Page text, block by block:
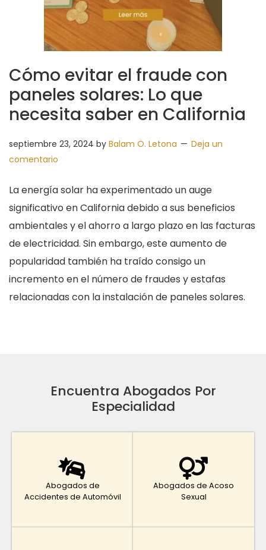
Cómo evitar el fraude con
paneles solares: Lo que
necesita saber en California
septiembre 23, 2024 by Balam O. Letona
Deja un
comentario
La energía solar ha experimentado un auge
significativo en California debido a sus beneficios
ambientales y el ahorro a largo plazo en las facturas
de electricidad. Sin embargo, este aumento de
popularidad también ha traído consigo un
incremento en el número de fraudes y estafas
relacionadas con la instalación de paneles solares.
Encuentra Abogados Por
Especialidad
Abogados de
Accidentes de Automóvil
Abogados de Acoso
Sexual